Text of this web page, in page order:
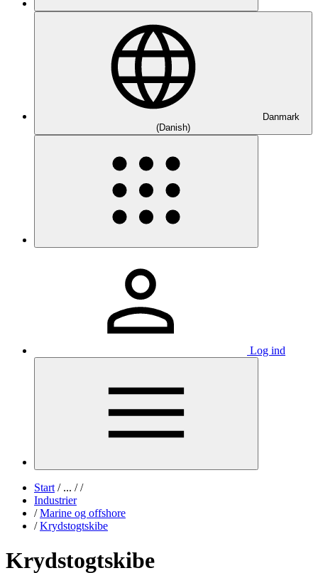
Danmark
(Danish)
Log ind
Start /... / /
Industrier
/ Marine og offshore
/ Krydstogtskibe
Krydstogtskibe